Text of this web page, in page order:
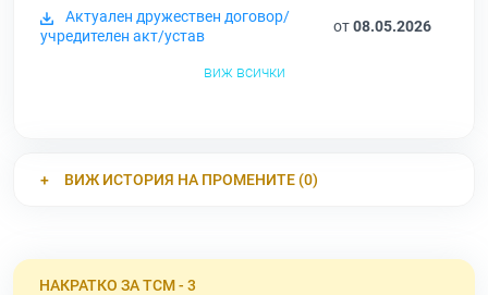
Актуален дружествен договор/
учредителен акт/устав
от08.05.2026
виж всички
ВИЖ ИСТОРИЯ НА ПРОМЕНИТЕ (0)
НАКРАТКО ЗА ТСМ - 3